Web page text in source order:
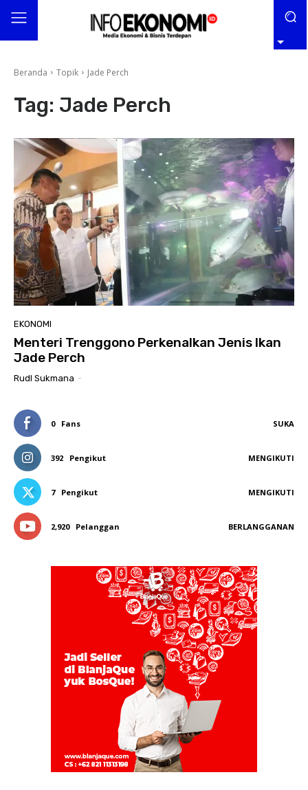
Beranda Topik Jade Perch
Tag: Jade Perch
EKONOMI
Menteri Trenggono Perkenalkan Jenis Ikan
Jade Perch
RudI Sukmana -
0 Fans SUKA
392 Pengikut MENGIKUTI
7 Pengikut MENGIKUTI
2,920 Pelanggan BERLANGGANAN